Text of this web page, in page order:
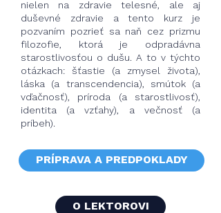
nielen na zdravie telesné, ale aj
duševné zdravie a tento kurz je
pozvaním pozrieť sa naň cez prizmu
filozofie, ktorá je odpradávna
starostlivosťou o dušu. A to v týchto
otázkach: šťastie (a zmysel života),
láska (a transcendencia), smútok (a
vďačnosť), príroda (a starostlivosť),
identita (a vzťahy), a večnosť (a
príbeh).
PRÍPRAVA A PREDPOKLADY
O LEKTOROVI